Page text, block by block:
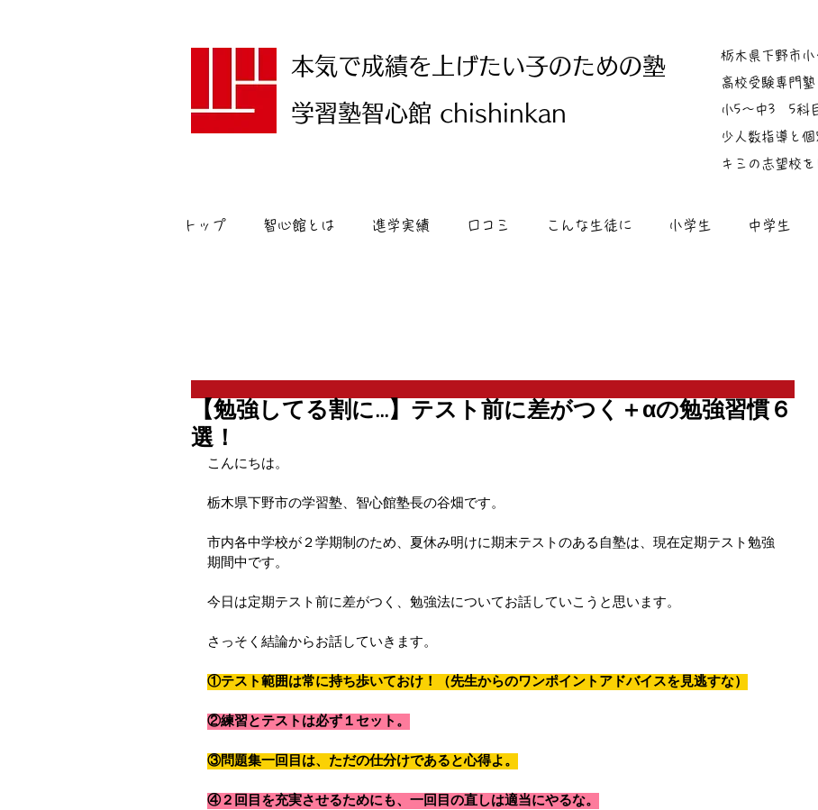
本気で成績を上げたい子のための塾
学習塾智心館 chishinkan
栃木県下野市
高校受験専門塾
小5～中3 5科
少人数指導と
キミの志望校を
トップ 智心館とは 進学実績 口コミ こんな生徒に 小学生 中学生
【勉強してる割に...】テスト前に差がつく＋αの勉強習慣６
選！
こんにちは。
栃木県下野市の学習塾、智心館塾長の谷畑です。
市内各中学校が２学期制のため、夏休み明けに期末テストのある自塾は、現在定期テスト勉強
期間中です。
今日は定期テスト前に差がつく、勉強法についてお話していこうと思います。
さっそく結論からお話していきます。
①テスト範囲は常に持ち歩いておけ！（先生からのワンポイントアドバイスを見逃すな）
②練習とテストは必ず１セット。
③問題集一回目は、ただの仕分けであると心得よ。
④２回目を充実させるためにも、一回目の直しは適当にやるな。